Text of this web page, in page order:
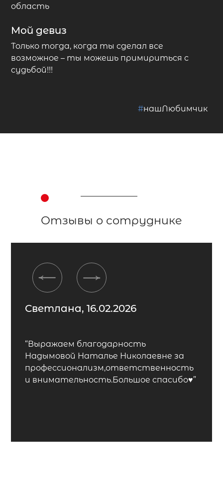
область
Мой девиз
Только тогда, когда ты сделал все
возможное – ты можешь примириться с
судьбой!!!
#нашЛюбимчик
Отзывы о сотруднике
Светлана, 16.02.2026
“Выражаем благодарность
Надымовой Наталье Николаевне за
профессионализм,ответственность
и внимательность.Большое спасибо♥️”
Previous Next